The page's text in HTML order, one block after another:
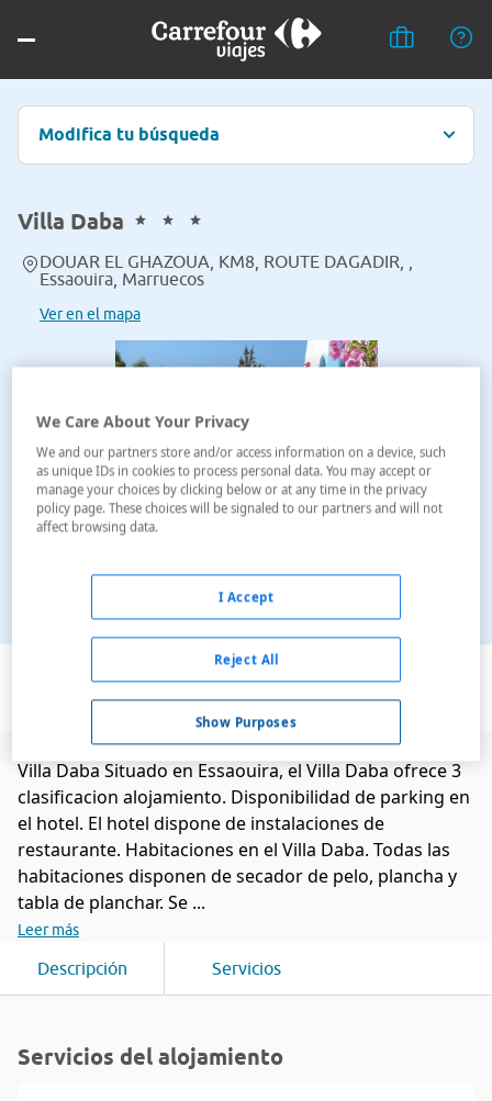
Modifica tu búsqueda
Villa Daba
DOUAR EL GHAZOUA, KM8, ROUTE DAGADIR, ,
Essaouira, Marruecos
Ver en el mapa
Ver en el mapa
Villa Daba Situado en Essaouira, el Villa Daba ofrece 3
clasificacion alojamiento. Disponibilidad de parking en
el hotel. El hotel dispone de instalaciones de
restaurante. Habitaciones en el Villa Daba. Todas las
habitaciones disponen de secador de pelo, plancha y
tabla de planchar. Se ...
Leer más
Descripción Servicios
Servicios del alojamiento
We Care About Your Privacy
We and our partners store and/or access information on a device, such
as unique IDs in cookies to process personal data. You may accept or
manage your choices by clicking below or at any time in the privacy
policy page. These choices will be signaled to our partners and will not
affect browsing data.
Show Purposes
Reject All
I Accept